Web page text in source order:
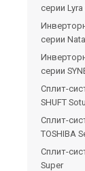
серии Lyra
серии
серии
Сплит-
SHUFT
Сплит-
TOSHIBA
Сплит-
Super